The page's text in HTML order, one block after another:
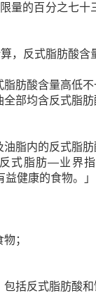
量的百分之七
，反式脂肪酸含
肪酸含量高低
部均含反式脂
脂内的反式脂
脂肪—业界指
健康的食物。」
；
括反式脂肪酸